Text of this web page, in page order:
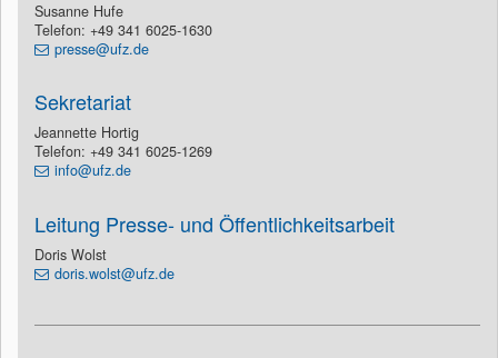
Susanne Hufe
Telefon: +49 341 6025-1630
presse@ufz.de
Sekretariat
Jeannette Hortig
Telefon: +49 341 6025-1269
info@ufz.de
Leitung Presse- und Öffentlichkeitsarbeit
Doris Wolst
doris.wolst@ufz.de